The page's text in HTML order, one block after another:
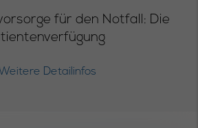
für den Notfall: Die
Detailinfos